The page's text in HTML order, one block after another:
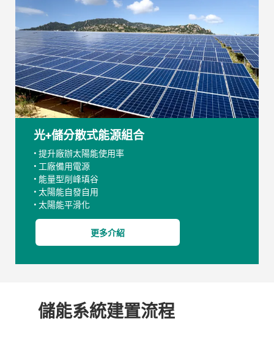
光+儲分散式能源組合
• 提升廠辦太陽能使用率
• 工廠備用電源
• 能量型削峰填谷
• 太陽能自發自用
• 太陽能平滑化
更多介紹
儲能系統建置流程